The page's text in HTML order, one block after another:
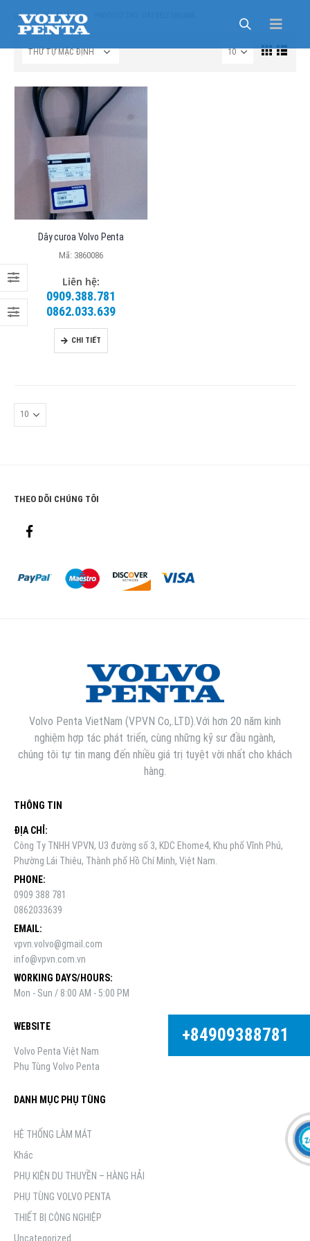
SẢN PHẨM
Dây curoa Volvo Penta
Mã: 3860086
Liên hệ:
0909.388.781
0862.033.639
CHI TIẾT
THEO DÕI CHÚNG TÔI
Volvo Penta VietNam (VPVN Co,.LTD).Với hơn 20 năm kinh
nghiệm hợp tác phát triển, cùng những kỹ sư đầu ngành,
chúng tôi tự tin mang đến nhiều giá trị tuyệt vời nhất cho khách
hàng.
THÔNG TIN
ĐỊA CHỈ:
Công Ty TNHH VPVN, U3 đường số 3, KDC Ehome4, Khu phố Vĩnh Phú,
Phường Lái Thiêu, Thành phố Hồ Chí Minh, Việt Nam.
PHONE:
0909 388 781
0862033639
EMAIL:
vpvn.volvo@gmail.com
info@vpvn.com.vn
WORKING DAYS/HOURS:
Mon - Sun / 8:00 AM - 5:00 PM
WEBSITE
Volvo Penta Việt Nam
Phụ Tùng Volvo Penta
DANH MỤC PHỤ TÙNG
HỆ THỐNG LÀM MÁT
Khác
PHỤ KIỆN DU THUYỀN – HÀNG HẢI
PHỤ TÙNG VOLVO PENTA
THIẾT BỊ CÔNG NGHIỆP
Uncategorized
+84909388781